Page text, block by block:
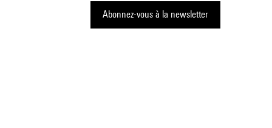
Abonnez-vous à la newsletter